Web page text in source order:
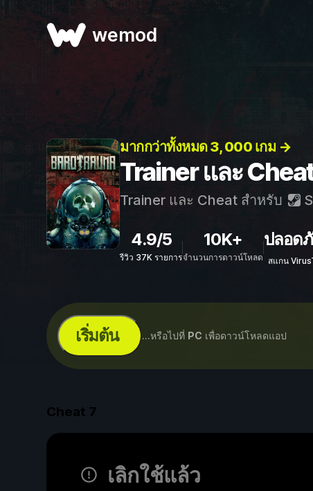
wemod
มากกว่าทั้งหมด 3, 000 เกม →
Trainer และ
Trainer และ Cheat สำหรับ
4.9/5
รีวิว 37K รายการ
10K+
จำนวนการดาวน์โหลด
ปลอด
สแกน
เริ่มต้น ...หรือไปที่ PC เพื่อดาวน์โหลดแอป
Cheat 7
เลิกใช้แล้ว